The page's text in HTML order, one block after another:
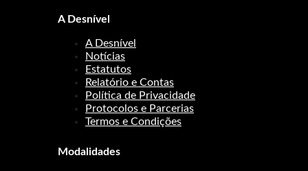
A Desnível
A Desnível
Notícias
Estatutos
Relatório e Contas
Política de Privacidade
Protocolos e Parcerias
Termos e Condições
Modalidades